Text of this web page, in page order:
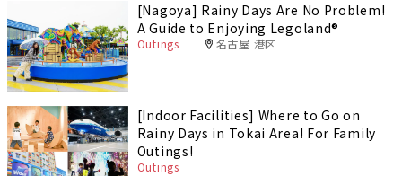
[Nagoya] Rainy Days Are No Problem!
A Guide to Enjoying Legoland®️
Outings 名古屋 港区
[Indoor Facilities] Where to Go on
Rainy Days in Tokai Area! For Family
Outings!
Outings